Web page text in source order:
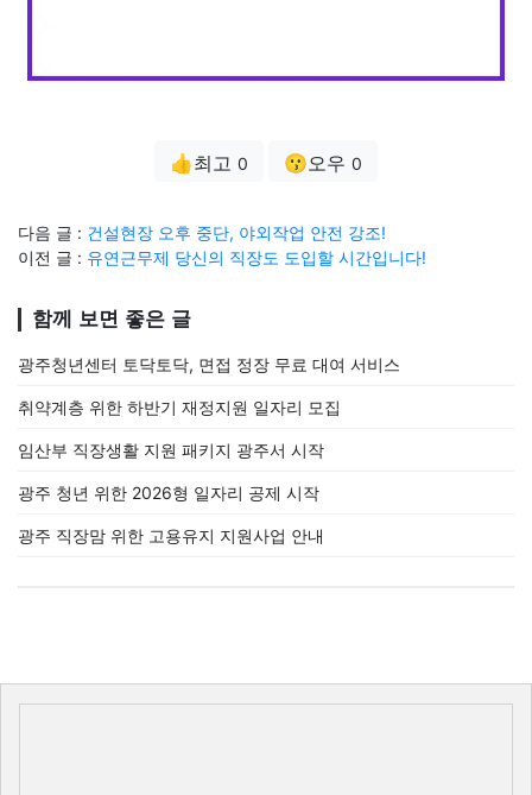
👍최고 0 😗오우 0
다음 글 : 건설현장 오후 중단, 야외작업 안전 강조!
이전 글 : 유연근무제 당신의 직장도 도입할 시간입니다!
함께 보면 좋은 글
광주청년센터 토닥토닥, 면접 정장 무료 대여 서비스
취약계층 위한 하반기 재정지원 일자리 모집
임산부 직장생활 지원 패키지 광주서 시작
광주 청년 위한 2026형 일자리 공제 시작
광주 직장맘 위한 고용유지 지원사업 안내